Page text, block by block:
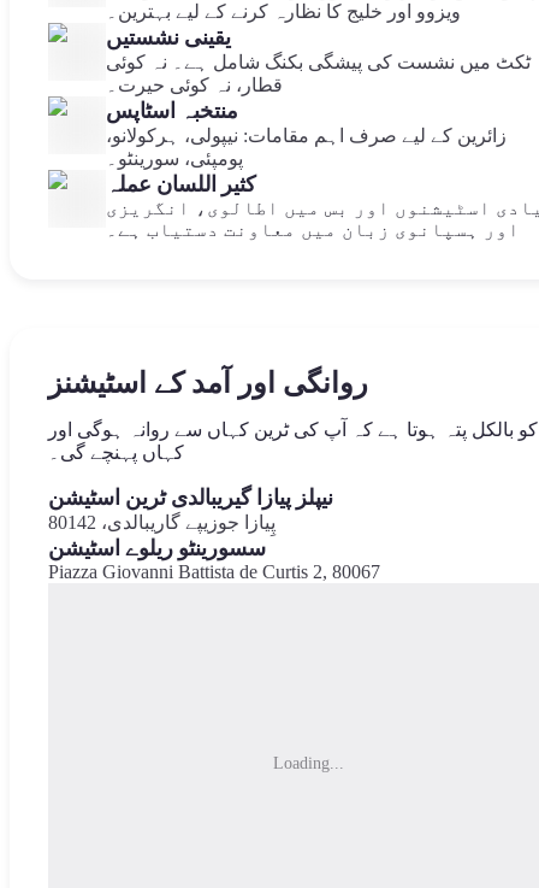
ویزوو اور خلیج کا نظارہ کرنے کے لیے بہترین۔
یقینی نشستیں
ٹکٹ میں نشست کی پیشگی بکنگ شامل ہے۔ نہ کوئی
قطار، نہ کوئی حیرت۔
منتخبہ اسٹاپس
زائرین کے لیے صرف اہم مقامات: نیپولی، ہرکولانو،
پومپئی، سورینٹو۔
کثیر اللسان عملہ
اسٹیشنوں اور بس میں اطالوی، انگریزی
اور ہسپانوی زبان میں معاونت دستیاب ہے۔
روانگی اور آمد کے اسٹیشنز
بالکل پتہ ہوتا ہے کہ آپ کی ٹرین کہاں سے روانہ ہوگی اور
کہاں پہنچے گی۔
نیپلز پیازا گیریبالدی ٹرین اسٹیشن
پِیازا جوزیپے گاریبالدی، 80142
سسورینٹو ریلوے اسٹیشن
Piazza Giovanni Battista de Curtis 2, 80067
Loading...